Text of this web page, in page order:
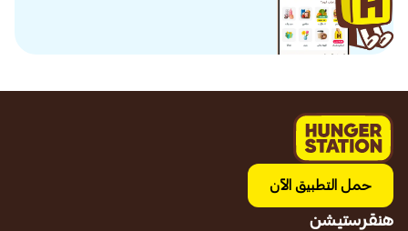
حمل التطبيق الآن
هنقرستيشن